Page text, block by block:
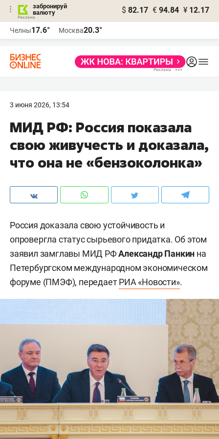
забронируй
валюту
$ 82.17 € 94.84 ¥ 12.17
Челны17.6° Москва20.3°
3 июня 2026, 13:54
МИД РФ: Россия показала
свою живучесть и доказала,
что она не «бензоколонка»
Россия доказала свою устойчивость и
опровергла статус сырьевого придатка. Об этом
заявил замглавы МИД РФАлександр Панкин на
Петербургском международном экономическом
форуме (ПМЭФ), передаетРИА «Новости».